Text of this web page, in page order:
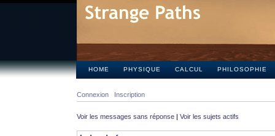
HOME PHYSIQUE CALCUL PHILOSOPHIE
Connexion Inscription
Voir les messages sans réponse | Voir les sujets actifs